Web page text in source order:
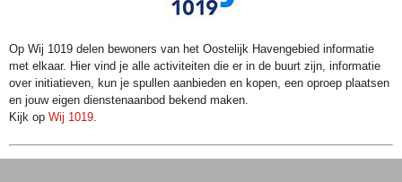
Op Wij 1019 delen bewoners van het Oostelijk Havengebied informatie
met elkaar. Hier vind je alle activiteiten die er in de buurt zijn, informatie
over initiatieven, kun je spullen aanbieden en kopen, een oproep plaatsen
en jouw eigen dienstenaanbod bekend maken.
Kijk op Wij 1019.